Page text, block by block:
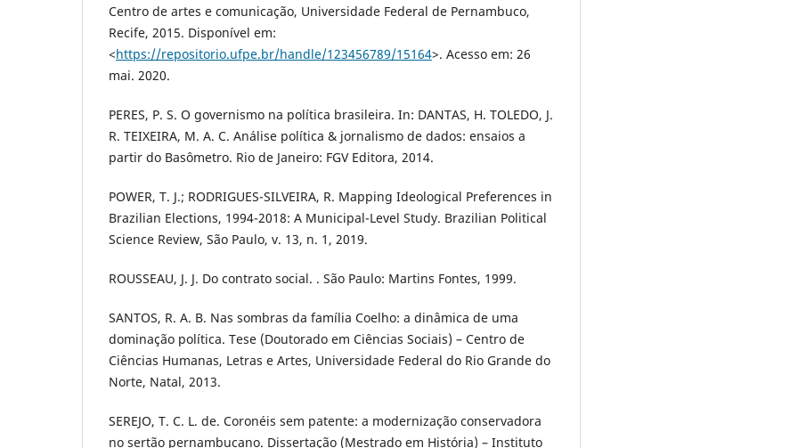
Centro de artes e comunicação, Universidade Federal de Pernambuco,
Recife, 2015. Disponível em:
<https://repositorio.ufpe.br/handle/123456789/15164>. Acesso em: 26
mai. 2020.
PERES, P. S. O governismo na política brasileira. In: DANTAS, H. TOLEDO, J.
R. TEIXEIRA, M. A. C. Análise política & jornalismo de dados: ensaios a
partir do Basômetro. Rio de Janeiro: FGV Editora, 2014.
POWER, T. J.; RODRIGUES-SILVEIRA, R. Mapping Ideological Preferences in
Brazilian Elections, 1994-2018: A Municipal-Level Study. Brazilian Political
Science Review, São Paulo, v. 13, n. 1, 2019.
ROUSSEAU, J. J. Do contrato social. . São Paulo: Martins Fontes, 1999.
SANTOS, R. A. B. Nas sombras da família Coelho: a dinâmica de uma
dominação política. Tese (Doutorado em Ciências Sociais) – Centro de
Ciências Humanas, Letras e Artes, Universidade Federal do Rio Grande do
Norte, Natal, 2013.
SEREJO, T. C. L. de. Coronéis sem patente: a modernização conservadora
no sertão pernambucano. Dissertação (Mestrado em História) – Instituto